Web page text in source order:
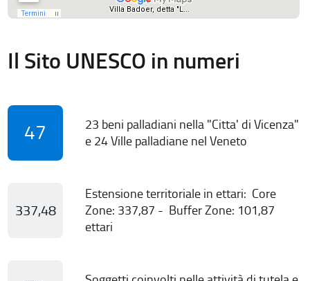
Il Sito UNESCO in numeri
47
23 beni palladiani nella "Citta' di Vicenza"
e 24 Ville palladiane nel Veneto
337,48
Estensione territoriale in ettari: Core
Zone: 337,87 - Buffer Zone: 101,87
ettari